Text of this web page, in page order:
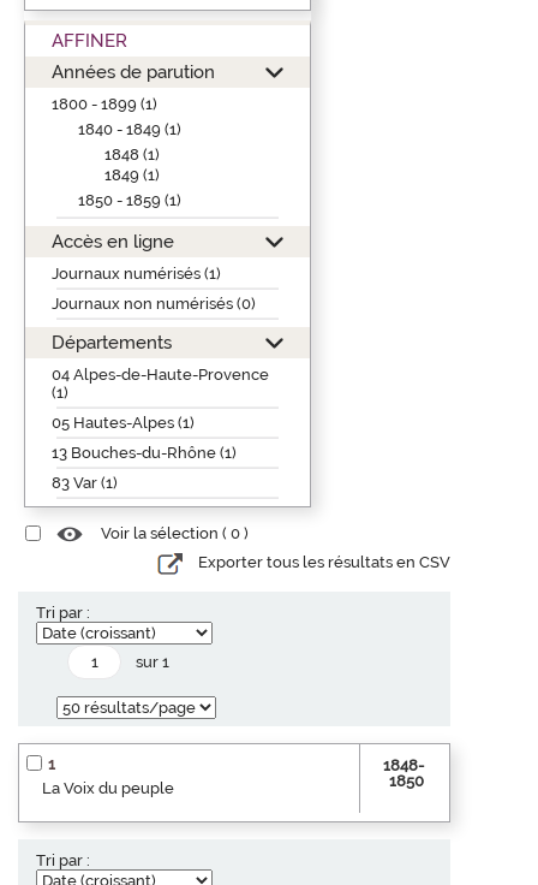
AFFINER
Années de parution
1800 - 1899 (1)
1840 - 1849 (1)
1848 (1)
1849 (1)
1850 - 1859 (1)
Accès en ligne
Journaux numérisés (1)
Journaux non numérisés (0)
Départements
04 Alpes-de-Haute-Provence
(1)
05 Hautes-Alpes (1)
13 Bouches-du-Rhône (1)
83 Var (1)
Voir la sélection ( 0 )
Exporter tous les résultats en CSV
Tri par :
sur 1
1
La Voix du peuple
1848-
1850
Tri par :